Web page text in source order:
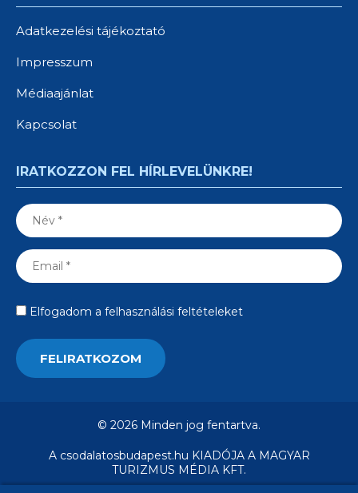
Adatkezelési tájékoztató
Impresszum
Médiaajánlat
Kapcsolat
IRATKOZZON FEL HÍRLEVELÜNKRE!
Elfogadom a felhasználási feltételeket
© 2026 Minden jog fentartva.
A csodalatosbudapest.hu KIADÓJA A MAGYAR
TURIZMUS MÉDIA KFT.